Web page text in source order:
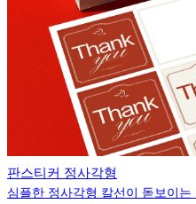
판스티커 정사각형
심플한 정사각형 칼선이 돋보이